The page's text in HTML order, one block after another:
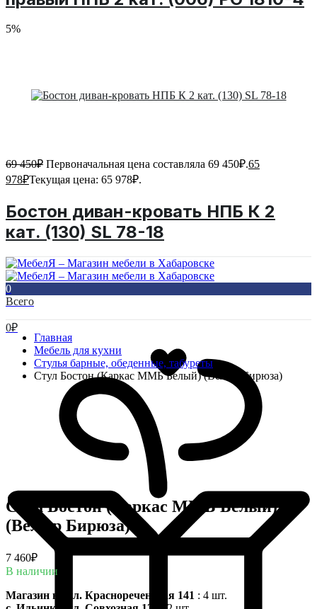
5%
69 450₽ Первоначальная цена составляла 69 450₽.65
978₽Текущая цена: 65 978₽.
Бостон диван-кровать НПБ К 2
кат. (130) SL 78-18
0
Всего
0₽
Главная
Мебель для кухни
Стулья барные, обеденные, табуреты
Стул Бостон (Каркас ММБ Белый) (Велюр Бирюза)
Стул Бостон (Каркас ММБ Белый)
(Велюр Бирюза)
7 460₽
В наличии
Магазин на ул. Краснореченская 141 : 4 шт.